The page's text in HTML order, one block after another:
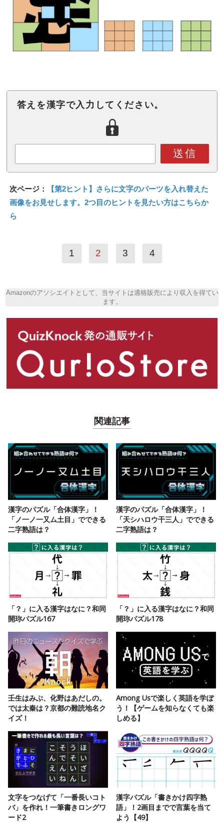
答えを漢字で入力してください。
送信
次ページ：
【第2ヒント】さらに文字のパーツを入れ替えた
画像をお見せします。2つ目のヒントを見たい方はこちらか
ら
1 2 3 4
Amazonのアソシエイトとして、当サイトは適格販売により収入を得てい
ます。
関連記事
漢字のパズル「合体漢字」！
「ノ一ノ一又ム土目」でできる
二字熟語は？
漢字のパズル「合体漢字」！
「天シハロウ干三人」でできる
二字熟語は？
「？」に入る漢字はなに？和同
開珎パズル167
「？」に入る漢字はなに？和同
開珎パズル178
壬生はみぶ、化野はあだしの。
では太秦は？京都の難読地名ク
イズ！
Among Usで楽しく英語を学ぼ
う！【ゲームを知らなくても楽
しめる】
文字をつなげて「一番長いコト
バ」を作れ！一筆書きロングワ
ード2
漢字パズル「書きかけ四字熟
語」！2画目までで言葉を当て
よう【49】